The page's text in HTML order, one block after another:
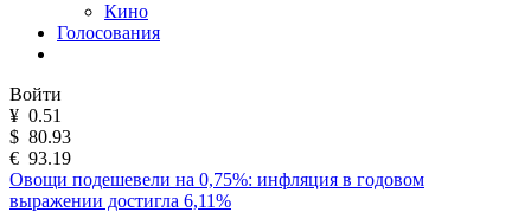
Кино
Голосования
Войти
¥ 0.51
$ 80.93
€ 93.19
Овощи подешевели на 0,75%: инфляция в годовом
выражении достигла 6,11%